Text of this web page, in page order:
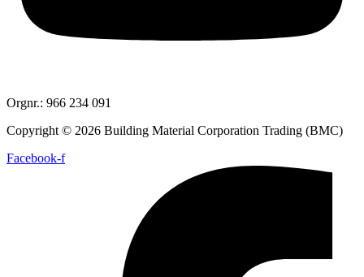
Orgnr.: 966 234 091
Copyright © 2026 Building Material Corporation Trading (BMC)
Facebook-f